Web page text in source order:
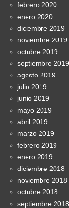
febrero 2020
enero 2020
diciembre 2019
noviembre 2019
octubre 2019
septiembre 2019
agosto 2019
julio 2019
junio 2019
mayo 2019
abril 2019
marzo 2019
febrero 2019
enero 2019
diciembre 2018
noviembre 2018
octubre 2018
septiembre 2018